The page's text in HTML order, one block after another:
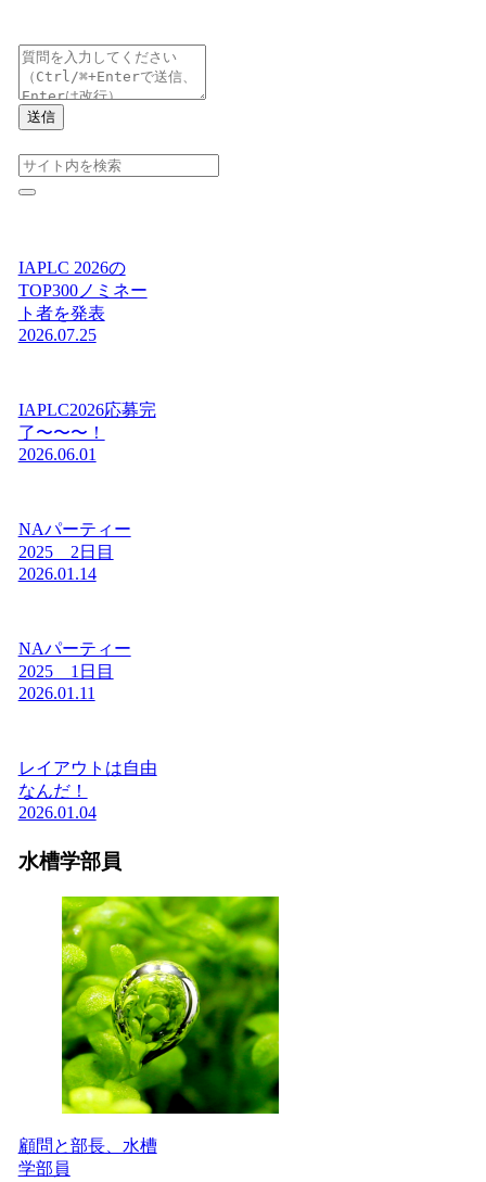
送信
IAPLC 2026の
TOP300ノミネー
ト者を発表
2026.07.25
IAPLC2026応募完
了〜〜〜！
2026.06.01
NAパーティー
2025 2日目
2026.01.14
NAパーティー
2025 1日目
2026.01.11
レイアウトは自由
なんだ！
2026.01.04
水槽学部員
顧問と部長、水槽
学部員